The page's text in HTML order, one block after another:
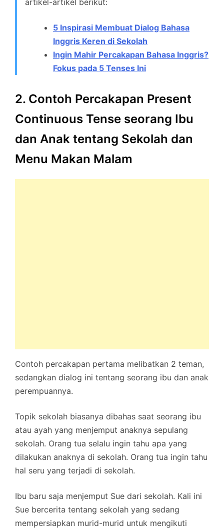
artikel-artikel berikut:
5 Inspirasi Membuat Dialog Bahasa
Inggris Keren di Sekolah
Ingin Mahir Percakapan Bahasa Inggris?
Fokus pada 5 Tenses Ini
2. Contoh Percakapan Present
Continuous Tense seorang Ibu
dan Anak tentang Sekolah dan
Menu Makan Malam
Contoh percakapan pertama melibatkan 2 teman,
sedangkan dialog ini tentang seorang ibu dan anak
perempuannya.
Topik sekolah biasanya dibahas saat seorang ibu
atau ayah yang menjemput anaknya sepulang
sekolah. Orang tua selalu ingin tahu apa yang
dilakukan anaknya di sekolah. Orang tua ingin tahu
hal seru yang terjadi di sekolah.
Ibu baru saja menjemput Sue dari sekolah. Kali ini
Sue bercerita tentang sekolah yang sedang
mempersiapkan murid-murid untuk mengikuti